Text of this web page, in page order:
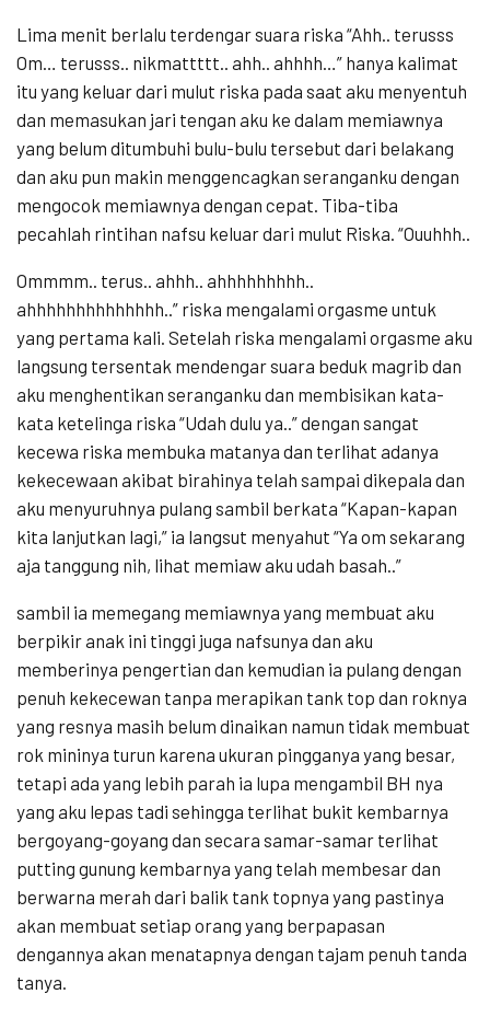
Lima menit berlalu terdengar suara riska “Ahh.. terusss
Om… terusss.. nikmattttt.. ahh.. ahhhh…” hanya kalimat
itu yang keluar dari mulut riska pada saat aku menyentuh
dan memasukan jari tengan aku ke dalam memiawnya
yang belum ditumbuhi bulu-bulu tersebut dari belakang
dan aku pun makin menggencagkan seranganku dengan
mengocok memiawnya dengan cepat. Tiba-tiba
pecahlah rintihan nafsu keluar dari mulut Riska. “Ouuhhh..
Ommmm.. terus.. ahhh.. ahhhhhhhhh..
ahhhhhhhhhhhhhh..” riska mengalami orgasme untuk
yang pertama kali. Setelah riska mengalami orgasme aku
langsung tersentak mendengar suara beduk magrib dan
aku menghentikan seranganku dan membisikan kata-
kata ketelinga riska “Udah dulu ya..” dengan sangat
kecewa riska membuka matanya dan terlihat adanya
kekecewaan akibat birahinya telah sampai dikepala dan
aku menyuruhnya pulang sambil berkata “Kapan-kapan
kita lanjutkan lagi,” ia langsut menyahut “Ya om sekarang
aja tanggung nih, lihat memiaw aku udah basah..”
sambil ia memegang memiawnya yang membuat aku
berpikir anak ini tinggi juga nafsunya dan aku
memberinya pengertian dan kemudian ia pulang dengan
penuh kekecewan tanpa merapikan tank top dan roknya
yang resnya masih belum dinaikan namun tidak membuat
rok mininya turun karena ukuran pingganya yang besar,
tetapi ada yang lebih parah ia lupa mengambil BH nya
yang aku lepas tadi sehingga terlihat bukit kembarnya
bergoyang-goyang dan secara samar-samar terlihat
putting gunung kembarnya yang telah membesar dan
berwarna merah dari balik tank topnya yang pastinya
akan membuat setiap orang yang berpapasan
dengannya akan menatapnya dengan tajam penuh tanda
tanya.